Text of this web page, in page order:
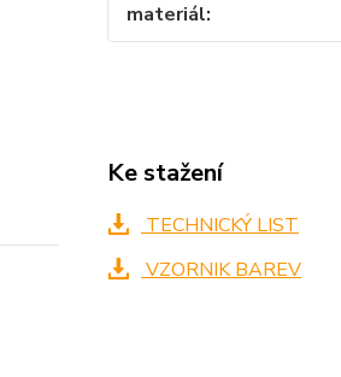
materiál
Ke stažení
TECHNICKÝ LIST
VZORNIK BAREV